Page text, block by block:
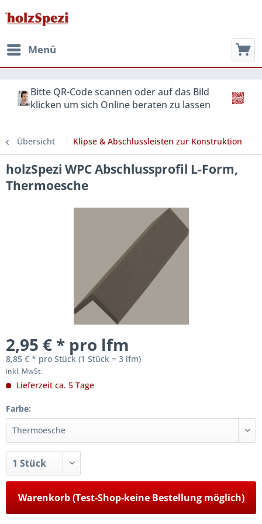
Menü
Bitte QR-Code scannen oder auf das Bild
klicken um sich Online beraten zu lassen
Übersicht Klipse & Abschlussleisten zur Konstruktion
holzSpezi WPC Abschlussprofil L-Form,
Thermoesche
2,95 € * pro lfm
8,85 € * pro Stück (1 Stück = 3 lfm)
inkl. MwSt.
Lieferzeit ca. 5 Tage
Farbe:
Warenkorb (Test-Shop-keine Bestellung möglich)